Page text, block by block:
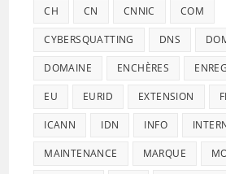
CH CN CNNIC COM
CYBERSQUATTING DNS
DOMAINE ENCHÈRES
EU EURID EXTENSION
ICANN IDN INFO
MAINTENANCE MARQUE